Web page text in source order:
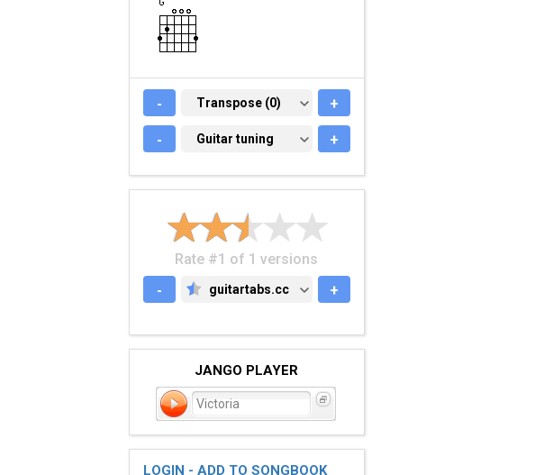
- TRANSPOSE (0)
Transpose (0) +
- GUITAR TUNING
Guitar tuning +
Rate #1 of 1 versions
-
GUITARTABS.CC
guitartabs.cc +
JANGO PLAYER
Victoria
LOGIN - ADD TO SONGBOOK